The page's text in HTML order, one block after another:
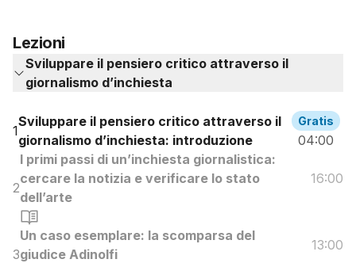
Lezioni
Sviluppare il pensiero critico attraverso il
giornalismo d’inchiesta
1
Sviluppare il pensiero critico attraverso il
giornalismo d’inchiesta: introduzione
Gratis
04:00
2
I primi passi di un’inchiesta giornalistica:
cercare la notizia e verificare lo stato
dell’arte
16:00
3
Un caso esemplare: la scomparsa del
giudice Adinolfi
13:00